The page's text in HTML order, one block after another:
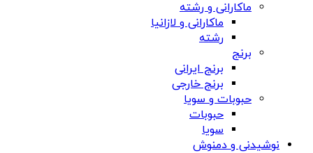
ماکارانی و رشته
ماکارانی و لازانیا
رشته
برنج
برنج ایرانی
برنج خارجی
حبوبات و سویا
حبوبات
سویا
نوشیدنی و دمنوش